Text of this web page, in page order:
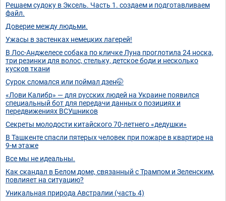
Решаем судоку в Эксель. Часть 1. создаем и подготавливаем
файл.
Доверие между людьми.
Ужасы в застенках немецких лагерей!
В Лос-Анджелесе собака по кличке Луна проглотила 24 носка,
три резинки для волос, стельку, детское боди и несколько
кусков ткани
Сурок сломался или поймал дзен🤭
«Лови Калибр» — для русских людей на Украине появился
специальный бот для передачи данных о позициях и
передвижениях ВСУшников
Секреты молодости китайского 70-летнего «дедушки»
В Ташкенте спасли пятерых человек при пожаре в квартире на
9-м этаже
Все мы не идеальны.
Как скандал в Белом доме, связанный с Трампом и Зеленским,
повлияет на ситуацию?
Уникальная природа Австралии (часть 4)